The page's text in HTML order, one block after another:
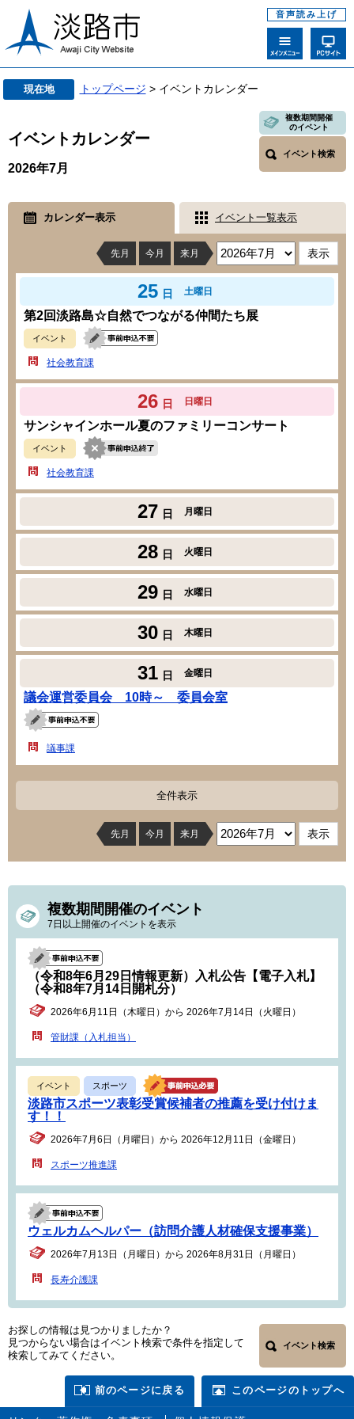
音声読み上げ
現在地 トップページ > イベントカレンダー
イベントカレンダー
複数期間開催
のイベント
イベント検索
2026年7月
カレンダー表示 イベント一覧表示
先月 今月 来月
25 日 土曜日
第2回淡路島☆自然でつながる仲間たち展
イベント
社会教育課
26 日 日曜日
サンシャインホール夏のファミリーコンサート
イベント
社会教育課
27 日 月曜日
28 日 火曜日
29 日 水曜日
30 日 木曜日
31 日 金曜日
議会運営委員会 10時～ 委員会室
議事課
全件表示
先月 今月 来月
複数期間開催のイベント
7日以上開催のイベントを表示
（令和8年6月29日情報更新）入札公告【電子入札】
（令和8年7月14日開札分）
2026年6月11日（木曜日）から 2026年7月14日（火曜日）
管財課（入札担当）
イベント スポーツ
淡路市スポーツ表彰受賞候補者の推薦を受け付けま
す！！
2026年7月6日（月曜日）から 2026年12月11日（金曜日）
スポーツ推進課
ウェルカムヘルパー（訪問介護人材確保支援事業）
2026年7月13日（月曜日）から 2026年8月31日（月曜日）
長寿介護課
お探しの情報は見つかりましたか？
見つからない場合はイベント検索で条件を指定して
検索してみてください。
イベント検索
前のページに戻る このページのトップへ